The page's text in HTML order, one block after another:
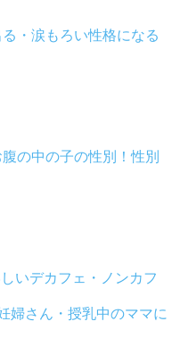
・涙もろい性格になる
の中の子の性別！性別
いデカフェ・ノンカフ
婦さん・授乳中のママに